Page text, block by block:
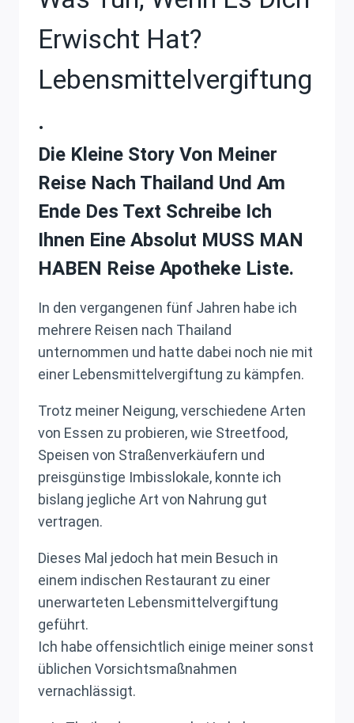
Erwischt Hat?
Lebensmittelvergiftung
.
Die Kleine Story Von Meiner
Reise Nach Thailand Und Am
Ende Des Text Schreibe Ich
Ihnen Eine Absolut MUSS MAN
HABEN Reise Apotheke Liste.
In den vergangenen fünf Jahren habe ich
mehrere Reisen nach Thailand
unternommen und hatte dabei noch nie mit
einer Lebensmittelvergiftung zu kämpfen.
Trotz meiner Neigung, verschiedene Arten
von Essen zu probieren, wie Streetfood,
Speisen von Straßenverkäufern und
preisgünstige Imbisslokale, konnte ich
bislang jegliche Art von Nahrung gut
vertragen.
Dieses Mal jedoch hat mein Besuch in
einem indischen Restaurant zu einer
unerwarteten Lebensmittelvergiftung
geführt.
Ich habe offensichtlich einige meiner sonst
üblichen Vorsichtsmaßnahmen
vernachlässigt.